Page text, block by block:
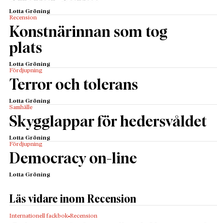
Lotta Gröning
Recension
Konstnärinnan som tog
plats
Lotta Gröning
Fördjupning
Terror och tolerans
Lotta Gröning
Samhälle
Skygglappar för hedersvåldet
Lotta Gröning
Fördjupning
Democracy on-line
Lotta Gröning
Läs vidare inom Recension
Internationell fackbok Recension